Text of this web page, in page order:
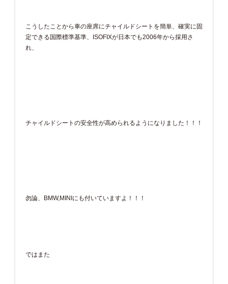
こうしたことから車の座席にチャイルドシートを簡単、確実に固
定できる国際標準基準、ISOFIXが日本でも2006年から採用さ
れ、
チャイルドシートの安全性が高められるようになりました！！！
勿論、BMW,MINIにも付いていますよ！！！
ではまた